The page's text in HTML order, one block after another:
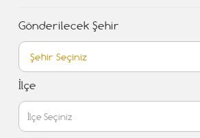
Gönderilecek Şehir
İlçe